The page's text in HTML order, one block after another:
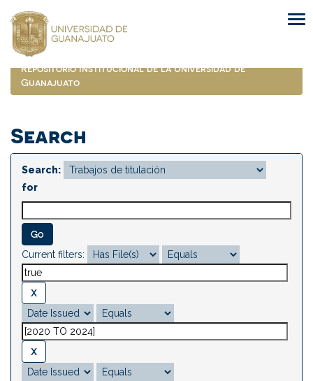
navigation
Repositorio Institucional de la Universidad de
Guanajuato
Search
Search:
for
Current filters: